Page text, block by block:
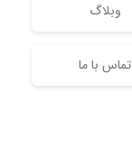
وبلاگ
تماس با ما